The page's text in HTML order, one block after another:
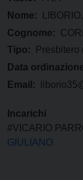
Nome:
Cognome:
Tipo:
Presbitero
Data
Email:
Incarichi
#VICARIO
GIULIANO